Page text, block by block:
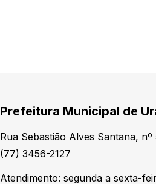
Prefeitura Municipal de
Rua Sebastião Alves Santana,
(77) 3456-2127
Atendimento: segunda a sexta-